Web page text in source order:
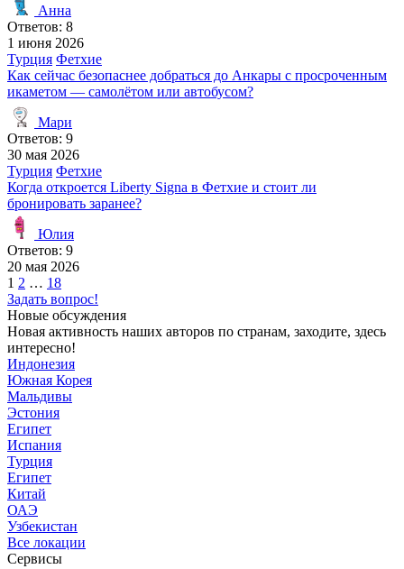
Анна
Ответов: 8
1 июня 2026
Турция Фетхие
Как сейчас безопаснее добраться до Анкары с просроченным
икаметом — самолётом или автобусом?
Мари
Ответов: 9
30 мая 2026
Турция Фетхие
Когда откроется Liberty Signa в Фетхие и стоит ли
бронировать заранее?
Юлия
Ответов: 9
20 мая 2026
Пагинация
записей
1 2 … 18
Задать вопрос!
Новые обсуждения
Новая активность наших авторов по странам, заходите, здесь
интересно!
Индонезия
Южная Корея
Мальдивы
Эстония
Египет
Испания
Турция
Египет
Китай
ОАЭ
Узбекистан
Все локации
Сервисы